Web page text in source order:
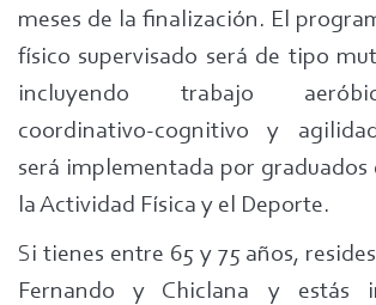
meses de la finalización. El
físico supervisado será de tipo
incluyendo trabajo
coordinativo-cognitivo y
será implementada por graduados
la Actividad Física y el Deporte.
Si tienes entre 65 y 75 años,
Fernando y Chiclana y estás